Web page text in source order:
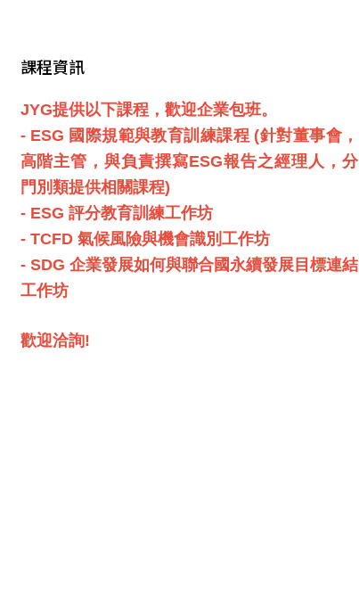
課程資訊
JYG提供以下課程，歡迎企業包班。
- ESG 國際規範與教育訓練課程 (針對董事會，
高階主管，與負責撰寫ESG報告之經理人，分
門別類提供相關課程)
- ESG 評分教育訓練工作坊
- TCFD 氣候風險與機會識別工作坊
- SDG 企業發展如何與聯合國永續發展目標連結
工作坊
歡迎洽詢!